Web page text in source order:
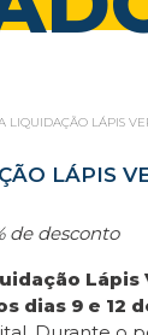
LIQUIDAÇÃO LÁPIS
LÁPIS
de desconto
Lápis
dias 9 e 12